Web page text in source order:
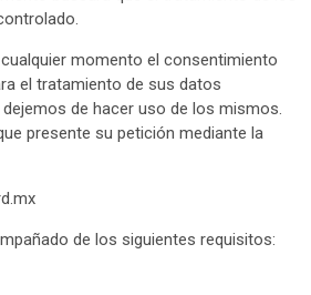
momento el consentimiento
el tratamiento de sus datos
de hacer uso de los mismos.
presente su petición mediante la
de los siguientes requisitos: